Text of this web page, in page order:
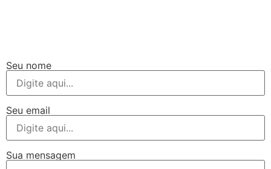
Seu nome
Seu email
Sua mensagem